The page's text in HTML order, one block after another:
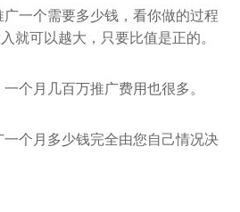
一个需要多少钱，看你做的过程
就可以越大，只要比值是正的。
个月几百万推广费用也很多。
个月多少钱完全由您自己情况决